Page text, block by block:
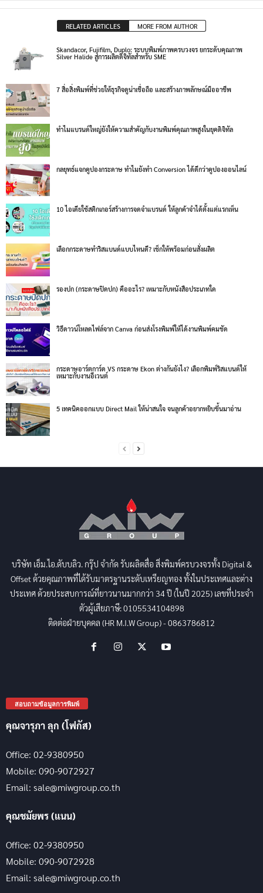
RELATED ARTICLES MORE FROM AUTHOR
Skandacor, Fujifilm, Duplo: ระบบพิมพ์ภาพครบวงจร ยกระดับคุณภาพ
Silver Halide สู่การผลิตดิจิทัลสำหรับ SME
7 สื่อสิ่งพิมพ์ที่ช่วยให้ธุรกิจดูน่าเชื่อถือ และสร้างภาพลักษณ์มืออาชีพ
ทำไมแบรนด์ใหญ่ยังให้ความสำคัญกับงานพิมพ์คุณภาพสูงในยุคดิจิทัล
กลยุทธ์แจกคูปองกระดาษ ทำไมยังทำ Conversion ได้ดีกว่าคูปองออนไลน์
10 ไอเดียใช้สติกเกอร์สร้างการจดจำแบรนด์ ให้ลูกค้าจำได้ตั้งแต่แรกเห็น
เลือกกระดาษทำริสแบนด์แบบไหนดี? เช็กให้พร้อมก่อนสั่งผลิต
รองปก (กระดาษปิดปก) คืออะไร? เหมาะกับหนังสือประเภทใด
วิธีดาวน์โหลดไฟล์จาก Canva ก่อนส่งโรงพิมพ์ให้ได้งานพิมพ์คมชัด
กระดาษอาร์ตการ์ด VS กระดาษ Ekon ต่างกันยังไง? เลือกพิมพ์ริสแบนด์ให้
เหมาะกับงานอีเวนต์
5 เทคนิคออกแบบ Direct Mail ให้น่าสนใจ จนลูกค้าอยากหยิบขึ้นมาอ่าน
บริษัท เอ็ม.ไอ.ดับบลิว. กรุ๊ป จำกัด รับผลิตสื่อ สิ่งพิมพ์ครบวงจรทั้ง Digital &
Offset ด้วยคุณภาพที่ได้รับมาตรฐานระดับเหรียญทอง ทั้งในประเทศและต่าง
ประเทศ ด้วยประสบการณ์ที่ยาวนานมากกว่า 34 ปี (ในปี 2025) เลขที่ประจำ
ตัวผู้เสียภาษี: 0105534104898
ติดต่อฝ่ายบุคคล (HR M.I.W Group) - 0863786812
สอบถามข้อมูลการพิมพ์
คุณจารุภา ลุก (โฟกัส)
Office: 02-9380950
Mobile: 090-9072927
Email: sale@miwgroup.co.th
คุณชมัยพร (แนน)
Office: 02-9380950
Mobile: 090-9072928
Email: sale@miwgroup.co.th